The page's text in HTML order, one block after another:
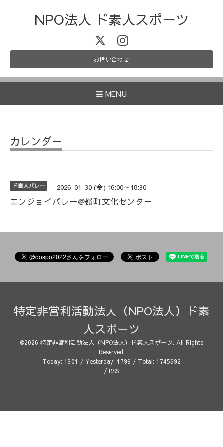
NPO法人 ド素人スポーツ
お問い合わせ
MENU
カレンダー
ド素人バレー 2026-01-30 (金) 16:00～18:30
エンジョイバレー@嶺町文化センター
特定非営利活動法人（NPO法人）ド素
人スポーツ
©2026 特定非営利活動法人（NPO法人）ド素人スポーツ. All Rights
Reserved.
Today: 1301 / Yesterday: 1799 / Total: 1745692
/ RSS